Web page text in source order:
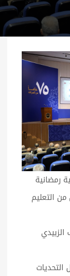
رمضانية
التعليم
التحديات